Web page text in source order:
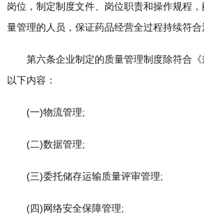
岗位，制定制度文件、岗位职责和操作规程
量管理的人员，保证药品经营全过程持续符合
第六条企业制定的质量管理制度除符合《
以下内容：
(一)物流管理;
(二)数据管理;
(三)委托储存运输质量评审管理;
(四)网络安全保障管理;